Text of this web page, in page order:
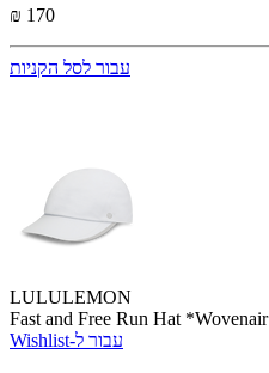
₪ 170
עבור לסל הקניות
LULULEMON
Fast and Free Run Hat *Wovenair
Wishlist-עבור ל